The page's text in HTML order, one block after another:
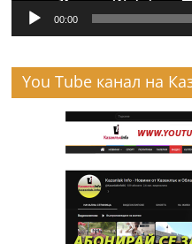
00:00
You Tube канал на